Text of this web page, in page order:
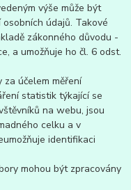
výše může být
údajů. Takové
zákonného důvodu -
a umožňuje ho čl. 6 odst.
za účelem měření
statistik týkající se
na webu, jsou
celku a v
identifikaci
mohou být zpracovány